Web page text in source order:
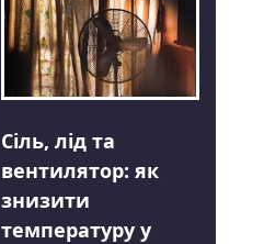
Сіль, лід та
вентилятор: як
знизити
температуру у